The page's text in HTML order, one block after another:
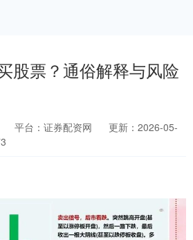
股票？通俗解释与风险
平台：证券配资网
更新：2026-05-